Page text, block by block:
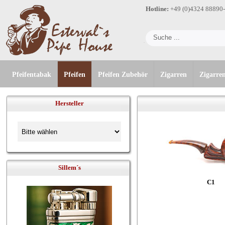
Hotline: +49 (0)4324
Pfeifentabak Pfeifen Pfeifen Zubehör Zigarren
Hersteller
Sillem´s
C1